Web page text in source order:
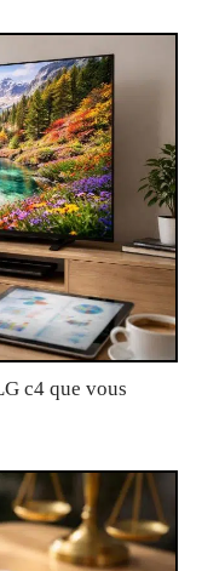
c4 que vous